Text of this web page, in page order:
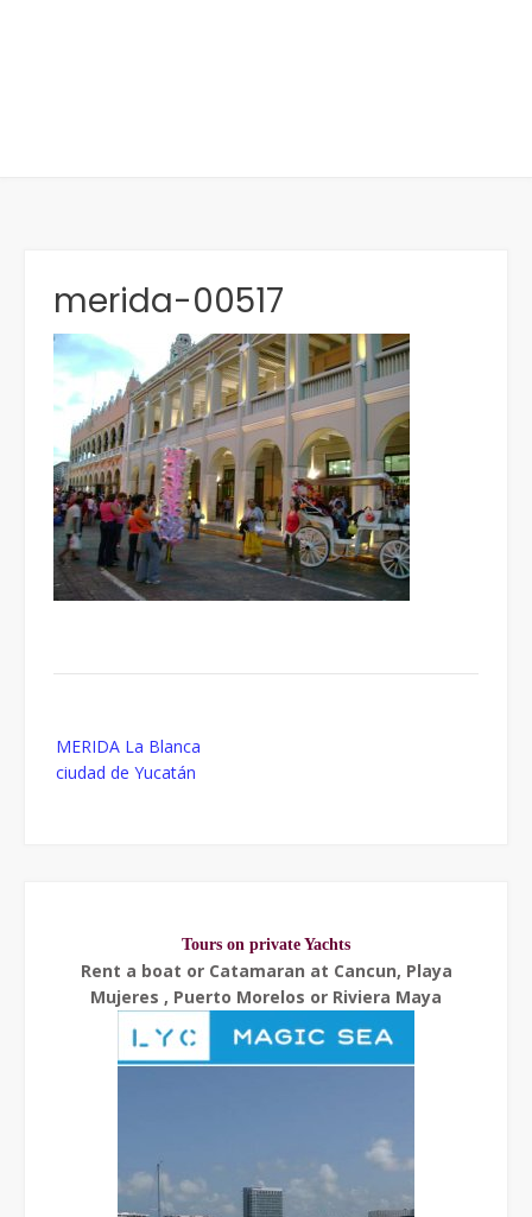
merida-00517
navigation
MERIDA La Blanca
ciudad de Yucatán
Tours on private Yachts
Rent a boat or Catamaran at Cancun, Playa
Mujeres , Puerto Morelos or Riviera Maya